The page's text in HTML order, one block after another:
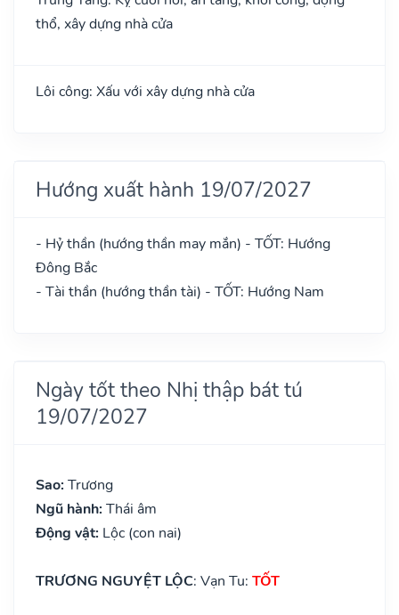
thổ, xây dựng nhà cửa
Lôi công: Xấu với xây dựng nhà cửa
Hướng xuất hành 19/07/2027
- Hỷ thần (hướng thần may mắn) - TỐT: Hướng
Đông Bắc
- Tài thần (hướng thần tài) - TỐT: Hướng Nam
Ngày tốt theo Nhị thập bát tú
19/07/2027
Sao: Trương
Ngũ hành: Thái âm
Động vật: Lộc (con nai)
TRƯƠNG NGUYỆT LỘC: Vạn Tu: TỐT